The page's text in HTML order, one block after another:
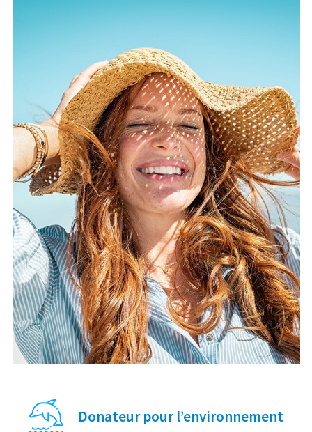
Donateur pour l’environnement